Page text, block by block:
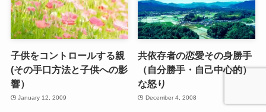
子供をコントロールする親
(その手口方法と子供への影
響）
January 12, 2009
共依存者の恋愛その身勝手
（自分勝手・自己中心的）
な怒り
December 4, 2008